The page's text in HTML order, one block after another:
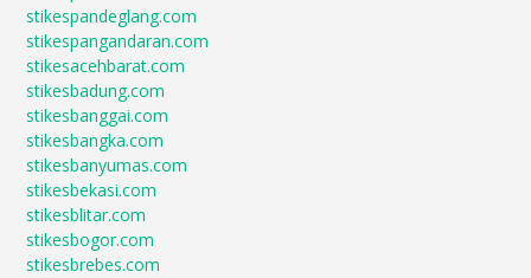
stikespandeglang.com
stikespangandaran.com
stikesacehbarat.com
stikesbadung.com
stikesbanggai.com
stikesbangka.com
stikesbanyumas.com
stikesbekasi.com
stikesblitar.com
stikesbogor.com
stikesbrebes.com